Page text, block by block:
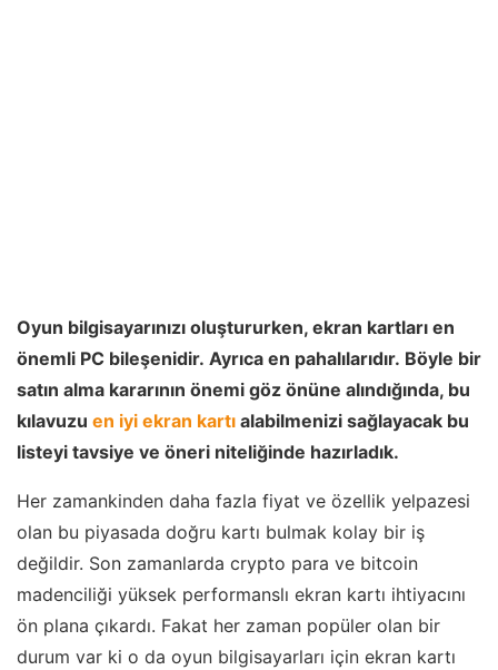
Oyun bilgisayarınızı oluştururken, ekran kartları en
önemli PC bileşenidir. Ayrıca en pahalılarıdır. Böyle bir
satın alma kararının önemi göz önüne alındığında, bu
kılavuzu en iyi ekran kartı alabilmenizi sağlayacak bu
listeyi tavsiye ve öneri niteliğinde hazırladık.
Her zamankinden daha fazla fiyat ve özellik yelpazesi
olan bu piyasada doğru kartı bulmak kolay bir iş
değildir. Son zamanlarda crypto para ve bitcoin
madenciliği yüksek performanslı ekran kartı ihtiyacını
ön plana çıkardı. Fakat her zaman popüler olan bir
durum var ki o da oyun bilgisayarları için ekran kartı